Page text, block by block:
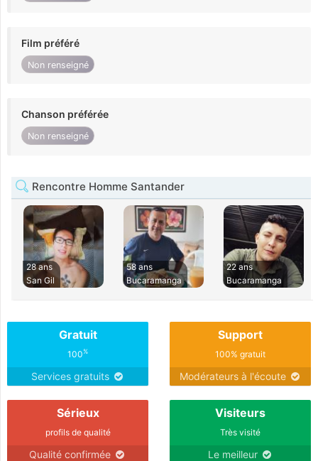
Film préféré
Non renseigné
Chanson préférée
Non renseigné
Rencontre Homme Santander
28 ans
San Gil
58 ans
Bucaramanga
22 ans
Bucaramanga
Gratuit
100%
Services gratuits
Support
100% gratuit
Modérateurs à l'écoute
Sérieux
profils de qualité
Qualité confirmée
Visiteurs
Très visité
Le meilleur